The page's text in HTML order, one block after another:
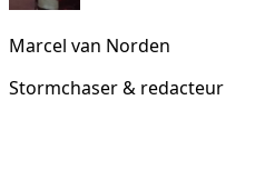
Marcel van Norden
Stormchaser & redacteur